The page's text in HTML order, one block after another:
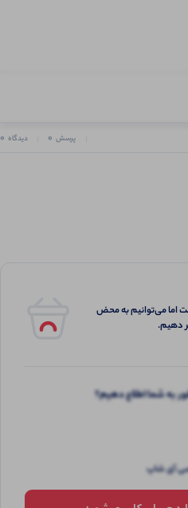
پرسش 0 دیدگاه 0
اما می‌توانیم به محض
دهیم.
به شما اطلاع دهیم؟
آی شاپ